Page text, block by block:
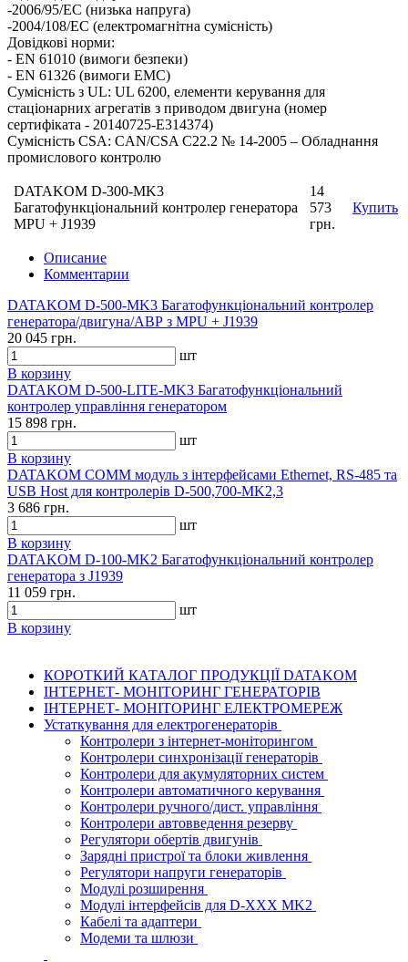
-2006/95/EC (низька напруга)
-2004/108/EC (електромагнітна сумісність)
Довідкові норми:
- EN 61010 (вимоги безпеки)
- EN 61326 (вимоги EMC)
Сумісність з UL: UL 6200, елементи керування для
стаціонарних агрегатів з приводом двигуна (номер
сертифіката - 20140725-E314374)
Сумісність CSA: CAN/CSA C22.2 № 14-2005 – Обладнання
промислового контролю
DATAKOM D-300-MK3
Багатофункціональний контролер генератора
MPU + J1939
14
573
грн.
Купить
Описание
Комментарии
DATAKOM D-500-MK3 Багатофункціональний контролер
генератора/двигуна/АВР з MPU + J1939
20 045 грн.
шт
В корзину
DATAKOM D-500-LITE-MK3 Багатофункціональний
контролер управління генератором
15 898 грн.
шт
В корзину
DATAKOM COMM модуль з інтерфейсами Ethernet, RS-485 та
USB Host для контролерів D-500,700-MK2,3
3 686 грн.
шт
В корзину
DATAKOM D-100-MK2 Багатофункціональний контролер
генератора з J1939
11 059 грн.
шт
В корзину
КОРОТКИЙ КАТАЛОГ ПРОДУКЦІЇ DATAKOM
ІНТЕРНЕТ- МОНІТОРИНГ ГЕНЕРАТОРІВ
ІНТЕРНЕТ- МОНІТОРИНГ ЕЛЕКТРОМЕРЕЖ
Устаткування для електрогенераторів
Контролери з інтернет-моніторингом
Контролери синхронізації генераторів
Контролери для акумуляторних систем
Контролери автоматичного керування
Контролери ручного/дист. управління
Контролери автовведення резерву
Регулятори обертів двигунів
Зарядні пристрої та блоки живлення
Регулятори напруги генераторів
Модулі розширення
Модулі інтерфейсів для D-XXX MK2
Кабелі та адаптери
Модеми та шлюзи